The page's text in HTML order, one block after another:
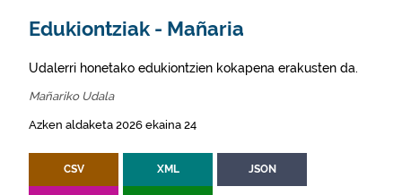
Edukiontziak - Mañaria
Udalerri honetako edukiontzien kokapena erakusten da.
Mañariko Udala
Azken aldaketa 2026 ekaina 24
CSV XML JSON